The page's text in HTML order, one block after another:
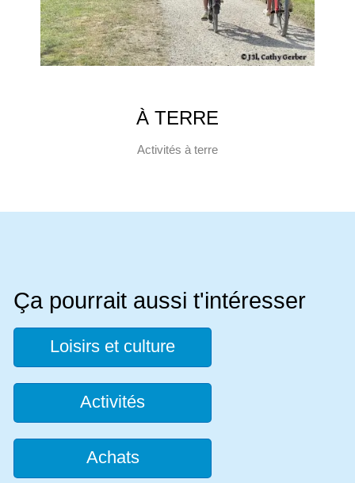
À TERRE
Activités à terre
Ça pourrait aussi t'intéresser
Loisirs et culture
Activités
Achats